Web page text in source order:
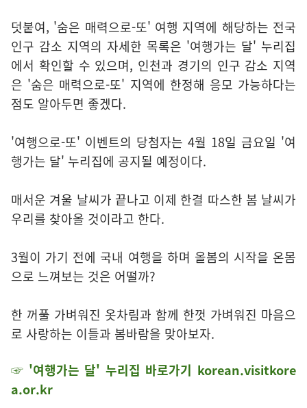
덧붙여, '숨은 매력으로-또' 여행 지역에 해당하는 전국
인구 감소 지역의 자세한 목록은 '여행가는 달' 누리집
에서 확인할 수 있으며, 인천과 경기의 인구 감소 지역
은 '숨은 매력으로-또' 지역에 한정해 응모 가능하다는
점도 알아두면 좋겠다.
'여행으로-또' 이벤트의 당첨자는 4월 18일 금요일 '여
행가는 달' 누리집에 공지될 예정이다.
매서운 겨울 날씨가 끝나고 이제 한결 따스한 봄 날씨가
우리를 찾아올 것이라고 한다.
3월이 가기 전에 국내 여행을 하며 올봄의 시작을 온몸
으로 느껴보는 것은 어떨까?
한 꺼풀 가벼워진 옷차림과 함께 한껏 가벼워진 마음으
로 사랑하는 이들과 봄바람을 맞아보자.
☞ '여행가는 달' 누리집 바로가기 korean.visitkore
a.or.kr